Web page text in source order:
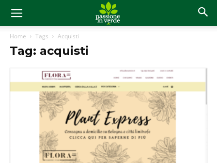
Home Tags Acquisti
Tag: acquisti